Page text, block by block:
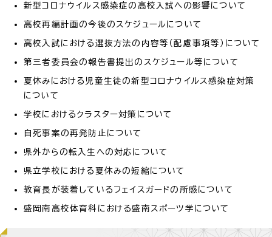
新型コロナウイルス感染症の高校入試への影響について
高校再編計画の今後のスケジュールについて
高校入試における選抜方法の内容等（配慮事項等）について
第三者委員会の報告書提出のスケジュール等について
夏休みにおける児童生徒の新型コロナウイルス感染症対策
について
学校におけるクラスター対策について
自死事案の再発防止について
県外からの転入生への対応について
県立学校における夏休みの短縮について
教育長が装着しているフェイスガードの所感について
盛岡南高校体育科における盛南スポーツ学について